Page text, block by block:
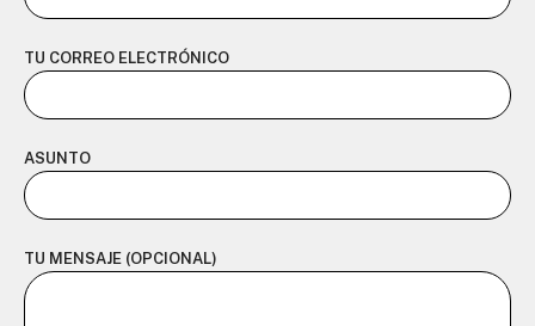
TU CORREO ELECTRÓNICO
ASUNTO
TU MENSAJE (OPCIONAL)